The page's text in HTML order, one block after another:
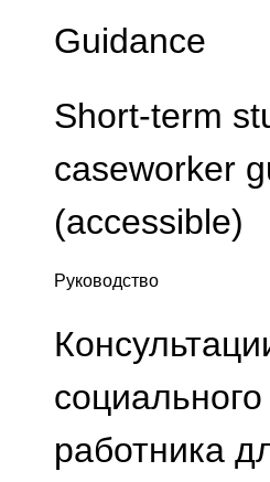
Guidance
Short-term
caseworker
(accessible)
Руководство
социального
работника